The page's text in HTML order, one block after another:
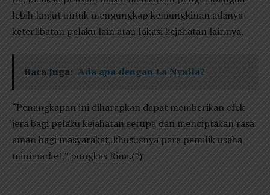
lebih lanjut untuk mengungkap kemungkinan adanya
keterlibatan pelaku lain atau lokasi kejahatan lainnya.
Baca Juga: Ada apa dengan La Nyalla?
“Penangkapan ini diharapkan dapat memberikan efek
jera bagi pelaku kejahatan serupa dan menciptakan rasa
aman bagi masyarakat, khususnya para pemilik usaha
minimarket,” pungkas Rina.(*)